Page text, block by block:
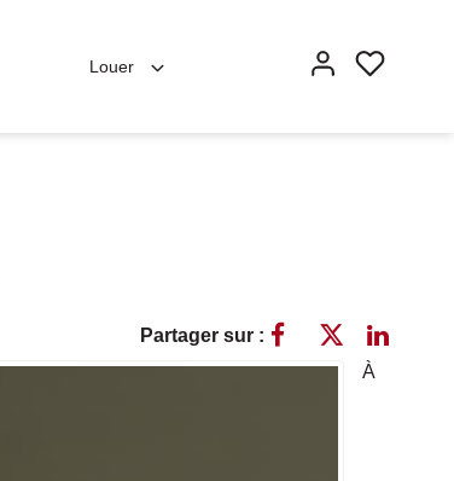
Louer
Partager sur :
À